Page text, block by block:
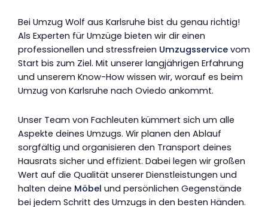
Bei Umzug Wolf aus Karlsruhe bist du genau richtig!
Als Experten für Umzüge bieten wir dir einen
professionellen und stressfreien Umzugsservice vom
Start bis zum Ziel. Mit unserer langjährigen Erfahrung
und unserem Know-How wissen wir, worauf es beim
Umzug von Karlsruhe nach Oviedo ankommt.
Unser Team von Fachleuten kümmert sich um alle
Aspekte deines Umzugs. Wir planen den Ablauf
sorgfältig und organisieren den Transport deines
Hausrats sicher und effizient. Dabei legen wir großen
Wert auf die Qualität unserer Dienstleistungen und
halten deine Möbel und persönlichen Gegenstände
bei jedem Schritt des Umzugs in den besten Händen.